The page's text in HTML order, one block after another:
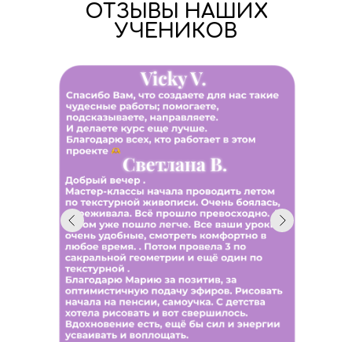
ОТЗЫВЫ НАШИХ
УЧЕНИКОВ